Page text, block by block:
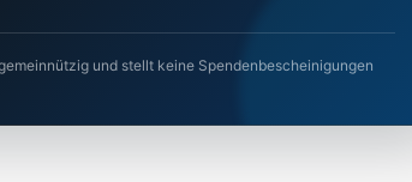
und stellt keine Spendenbescheinigungen